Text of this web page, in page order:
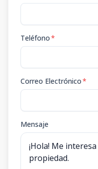
Teléfono*
Correo Electrónico*
Mensaje